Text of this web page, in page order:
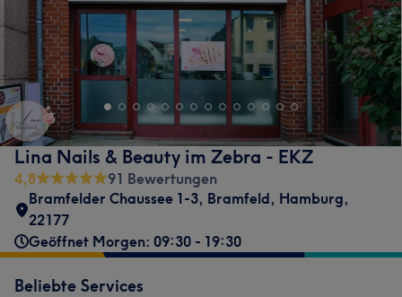
Lina Nails & Beauty im Zebra - EKZ
4,8
91 Bewertungen
Bramfelder Chaussee 1-3, Bramfeld, Hamburg,
22177
Geöffnet Morgen: 09:30 - 19:30
Beliebte Services